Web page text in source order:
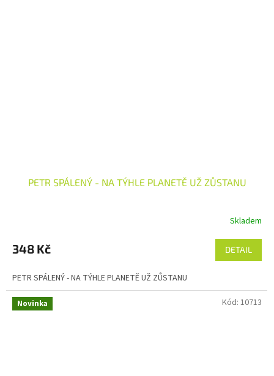
PETR SPÁLENÝ - NA TÝHLE PLANETĚ UŽ ZŮSTANU
Skladem
348 Kč DETAIL
PETR SPÁLENÝ - NA TÝHLE PLANETĚ UŽ ZŮSTANU
Novinka Kód: 10713